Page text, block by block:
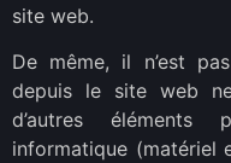
site web.
De même, il n’est
depuis le site web
d’autres éléments
informatique (matériel